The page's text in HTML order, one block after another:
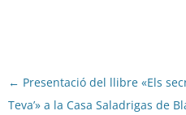
Navegació
per
← Presentació del llibre «Els
Teva’» a la Casa Saladrigas de